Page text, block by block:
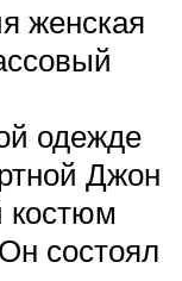
женская
одежде
Джон
состоял